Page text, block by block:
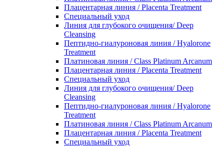
Плацентарная линия / Placenta Treatment
Специальный уход
Линия для глубокого очищения/ Deep
Cleansing
Пептидно-гиалуроновая линия / Hyalorone
Treatment
Платиновая линия / Class Platinum Arcanum
Плацентарная линия / Placenta Treatment
Специальный уход
Линия для глубокого очищения/ Deep
Cleansing
Пептидно-гиалуроновая линия / Hyalorone
Treatment
Платиновая линия / Class Platinum Arcanum
Плацентарная линия / Placenta Treatment
Специальный уход